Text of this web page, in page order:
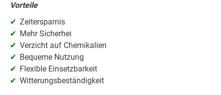
Vorteile
Zeitersparnis
Mehr Sicherhei
Verzicht auf Chemikalien
Bequeme Nutzung
Flexible Einsetzbarkeit
Witterungsbeständigkeit